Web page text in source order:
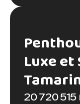
Luxe
20 720 515